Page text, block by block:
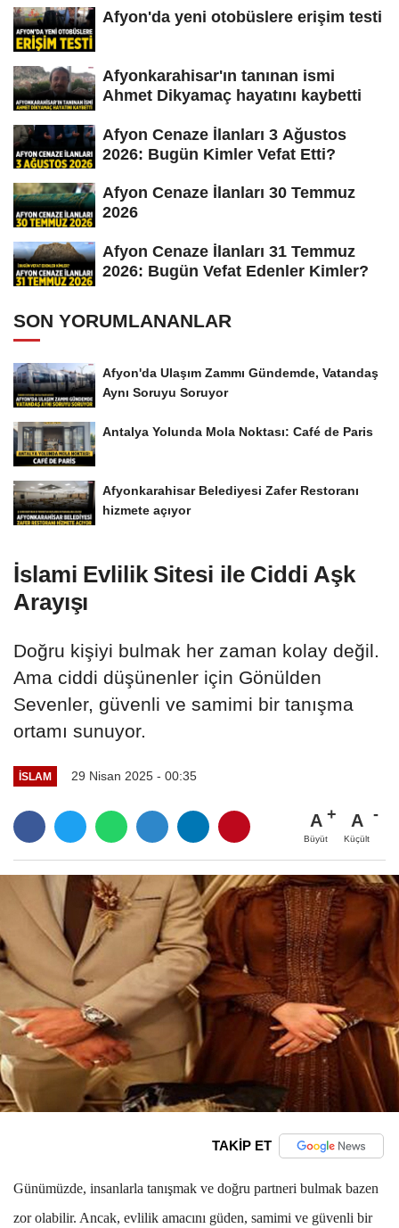
Afyon'da yeni otobüslere erişim testi
Afyonkarahisar'ın tanınan ismi
Ahmet Dikyamaç hayatını kaybetti
Afyon Cenaze İlanları 3 Ağustos
2026: Bugün Kimler Vefat Etti?
Afyon Cenaze İlanları 30 Temmuz
2026
Afyon Cenaze İlanları 31 Temmuz
2026: Bugün Vefat Edenler Kimler?
SON YORUMLANANLAR
Afyon'da Ulaşım Zammı Gündemde, Vatandaş
Aynı Soruyu Soruyor
Antalya Yolunda Mola Noktası: Café de Paris
Afyonkarahisar Belediyesi Zafer Restoranı
hizmete açıyor
İslami Evlilik Sitesi ile Ciddi Aşk
Arayışı
Doğru kişiyi bulmak her zaman kolay değil.
Ama ciddi düşünenler için Gönülden
Sevenler, güvenli ve samimi bir tanışma
ortamı sunuyor.
İSLAM 29 Nisan 2025 - 00:35
A
Büyüt
A
Küçült
TAKİP ET
Günümüzde, insanlarla tanışmak ve doğru partneri bulmak bazen
zor olabilir. Ancak, evlilik amacını güden, samimi ve güvenli bir